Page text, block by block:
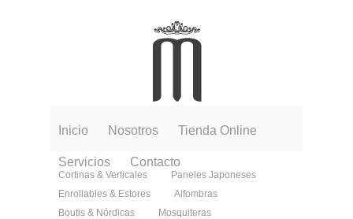
Inicio Nosotros Tienda Online
Servicios Contacto
Cortinas & Verticales
Paneles Japoneses
Enrollables & Estores
Alfombras
Boutis & Nórdicas
Mosquiteras